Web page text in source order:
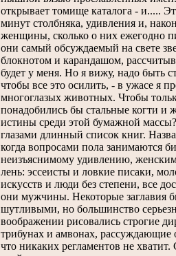
открывает томище каталога - и.....
минут столбняка, удивления и,
женщины, сколько о них ежегодно
они самый обсуждаемый на свете
блокнотом и карандашом,
будет у меня. Но я вижу, надо быть
чтобы все это осилить, - в ужасе я
многоглазых животных. Чтобы
понадобились бы стальные когти
истины среди этой бумажной
глазами длинный список книг.
когда вопросами пола занимаются
неизъяснимому удивлению,
лень: эссеисты и ловкие писаки,
искусств и люди без степени, все
они мужчины. Некоторые заглавия
шутливыми, но большинство
воображении рисовались строгие
трибунах и амвонах,
что никаких регламентов не